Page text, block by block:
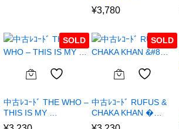
¥3,780
SOLD
中古ﾚｺｰﾄﾞ THE WHO –
THIS IS MY …
SOLD
中古ﾚｺｰﾄﾞ RUFUS &
CHAKA KHAN �…